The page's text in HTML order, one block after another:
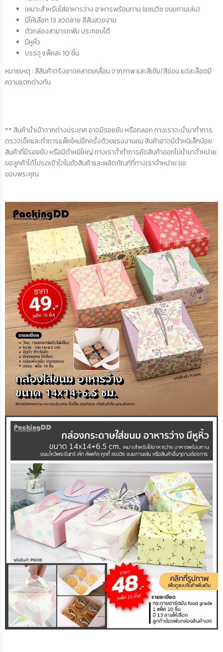
เหมาะสำหรับใส่อาหารว่าง อาหารพร้อมทาน (แซนวิซ ขนมทานเล่น)
มีให้เลือก 13 ลวดลาย สีสันสวยงาม
ตัวกล่องสามารถพับ ประกอบได้
มีหูหิ้ว
บรรจุ แพ็คละ 10 ชิ้น
หมายเหตุ : สีสินค้าจริงอาจคลาดเคลื่อน จากภาพ และสีเข้ม/สีอ่อน แต่ละล็อตมี
ความแตกต่างกัน
** สินค้านำเข้าจากต่างประเทศ อาจมีรอยยับ หรือถลอก ทางเราจะนำมาทำการ
ตรวจเช็คและทำการแพ็คใหม่อีกครั้งด้วยแรงงานคน สินค้าอาจมีตำหนิเล็กน้อย
สินค้าที่มีรอยยับ หรือมีตำหนิใหญ่ ทางเราจำทำการคัดสินค้าออกไม่นำมาจำหน่าย
ขอลูกค้าได้โปรดเข้าใจในตัวสินค้าและผลิตภัณฑ์ที่ทางเราจำหน่าย ขอ
ขอบพระคุณ